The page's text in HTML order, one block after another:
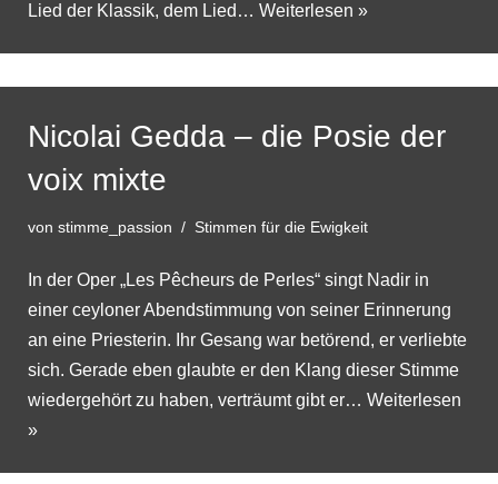
Lied der Klassik, dem Lied… Weiterlesen »
Nicolai Gedda – die Posie der
voix mixte
von stimme_passion Stimmen für die Ewigkeit
In der Oper „Les Pêcheurs de Perles“ singt Nadir in
einer ceyloner Abendstimmung von seiner Erinnerung
an eine Priesterin. Ihr Gesang war betörend, er verliebte
sich. Gerade eben glaubte er den Klang dieser Stimme
wiedergehört zu haben, verträumt gibt er… Weiterlesen
»